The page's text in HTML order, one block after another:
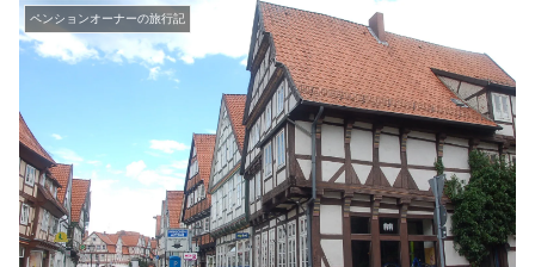
ペンションオーナーの旅行記